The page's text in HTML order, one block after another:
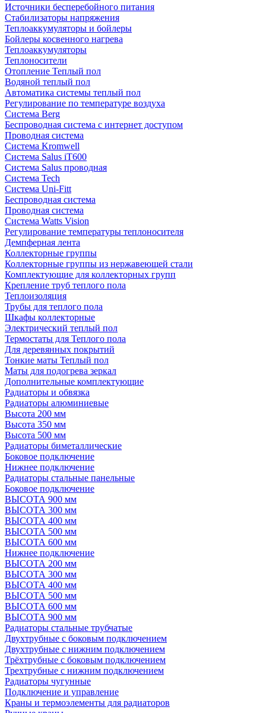
Источники бесперебойного питания
Стабилизаторы напряжения
Теплоаккумуляторы и бойлеры
Бойлеры косвенного нагрева
Теплоаккумуляторы
Теплоносители
Отопление Теплый пол
Водяной теплый пол
Автоматика системы теплый пол
Регулирование по температуре воздуха
Система Berg
Беспроводная система с интернет доступом
Проводная система
Система Kromwell
Система Salus iT600
Система Salus проводная
Система Tech
Система Uni-Fitt
Беспроводная система
Проводная система
Система Watts Vision
Регулирование температуры теплоносителя
Демпферная лента
Коллекторные группы
Коллекторные группы из нержавеющей стали
Комплектующие для коллекторных групп
Крепление труб теплого пола
Теплоизоляция
Трубы для теплого пола
Шкафы коллекторные
Электрический теплый пол
Термостаты для Теплого пола
Для деревянных покрытий
Тонкие маты Теплый пол
Маты для подогрева зеркал
Дополнительные комплектующие
Радиаторы и обвязка
Радиаторы алюминиевые
Высота 200 мм
Высота 350 мм
Высота 500 мм
Радиаторы биметаллические
Боковое подключение
Нижнее подключение
Радиаторы стальные панельные
Боковое подключение
ВЫСОТА 900 мм
ВЫСОТА 300 мм
ВЫСОТА 400 мм
ВЫСОТА 500 мм
ВЫСОТА 600 мм
Нижнее подключение
ВЫСОТА 200 мм
ВЫСОТА 300 мм
ВЫСОТА 400 мм
ВЫСОТА 500 мм
ВЫСОТА 600 мм
ВЫСОТА 900 мм
Радиаторы стальные трубчатые
Двухтрубные с боковым подключением
Двухтрубные с нижним подключением
Трёхтрубные с боковым подключением
Трехтрубные с нижним подключением
Радиаторы чугунные
Подключение и управление
Краны и термоэлементы для радиаторов